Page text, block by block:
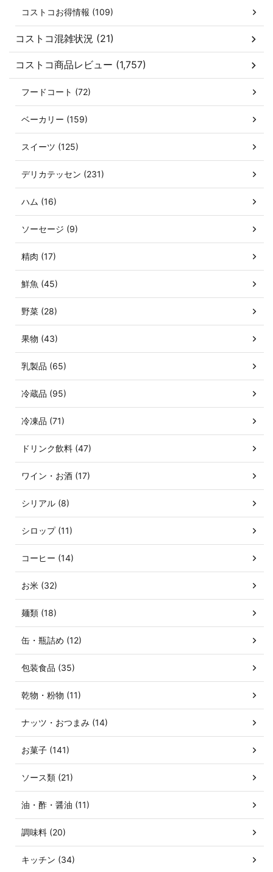
コストコお得情報 (109)
コストコ混雑状況 (21)
コストコ商品レビュー (1,757)
フードコート (72)
ベーカリー (159)
スイーツ (125)
デリカテッセン (231)
ハム (16)
ソーセージ (9)
精肉 (17)
鮮魚 (45)
野菜 (28)
果物 (43)
乳製品 (65)
冷蔵品 (95)
冷凍品 (71)
ドリンク飲料 (47)
ワイン・お酒 (17)
シリアル (8)
シロップ (11)
コーヒー (14)
お米 (32)
麺類 (18)
缶・瓶詰め (12)
包装食品 (35)
乾物・粉物 (11)
ナッツ・おつまみ (14)
お菓子 (141)
ソース類 (21)
油・酢・醤油 (11)
調味料 (20)
キッチン (34)